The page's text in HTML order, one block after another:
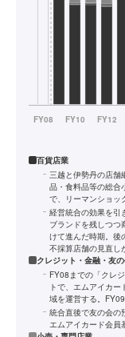
百貨店業
三越と伊勢丹の店舗
品・食料品等の総合
で、リーマンショッ
経営統合の効果を引
ブランドを残しつ
けて進んだ時期。後
不採算店舗の見直し
クレジット・金融・友
FY08までの「クレ
トで、エムアイカ
域を運営する。
統合直後で友の会の
エムアイカード会員